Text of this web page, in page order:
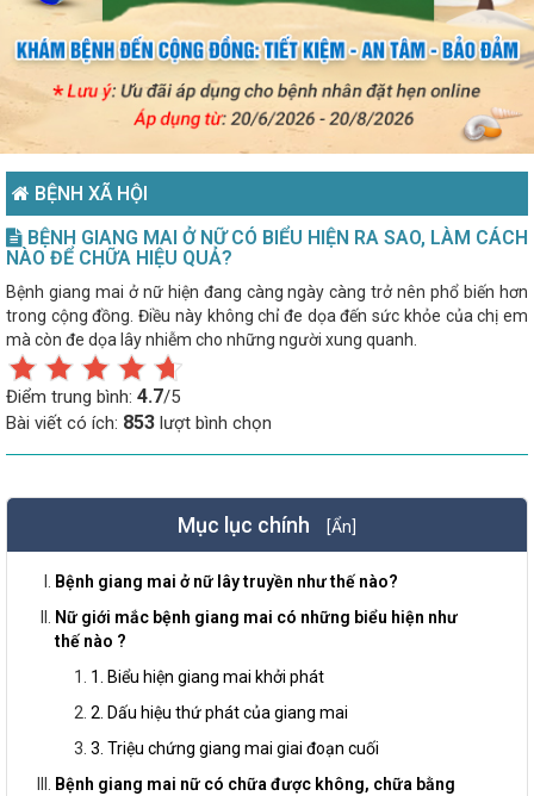
BỆNH XÃ HỘI
BỆNH GIANG MAI Ở NỮ CÓ BIỂU HIỆN RA SAO, LÀM CÁCH
NÀO ĐỂ CHỮA HIỆU QUẢ?
Bệnh giang mai ở nữ hiện đang càng ngày càng trở nên phổ biến hơn
trong cộng đồng. Điều này không chỉ đe dọa đến sức khỏe của chị em
mà còn đe dọa lây nhiễm cho những người xung quanh.
Điểm trung bình: 4.7/5
Bài viết có ích: 853 lượt bình chọn
Mục lục chính [Ẩn]
Bệnh giang mai ở nữ lây truyền như thế nào?
Nữ giới mắc bệnh giang mai có những biểu hiện như
thế nào ?
1. Biểu hiện giang mai khởi phát
2. Dấu hiệu thứ phát của giang mai
3. Triệu chứng giang mai giai đoạn cuối
Bệnh giang mai nữ có chữa được không, chữa bằng